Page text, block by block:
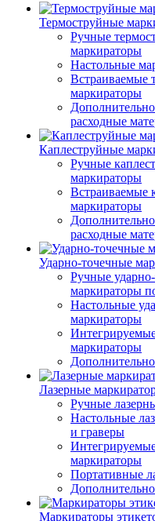
Термоструйные
Ручные
маркираторы
Настольные
Встраиваемые
маркираторы
расходные
Каплеструйные
Ручные
маркираторы
Встраиваемые
маркираторы
расходные
Ударно-точечные
Ручные
маркираторы
Настольные
маркираторы
маркираторы
Лазерные
Ручные
Настольные
и граверы
маркираторы
Портативные
Маркираторы